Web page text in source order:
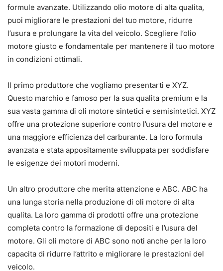
formule avanzate. Utilizzando olio motore di alta qualita,
puoi migliorare le prestazioni del tuo motore, ridurre
l’usura e prolungare la vita del veicolo. Scegliere l’olio
motore giusto e fondamentale per mantenere il tuo motore
in condizioni ottimali.
Il primo produttore che vogliamo presentarti e XYZ.
Questo marchio e famoso per la sua qualita premium e la
sua vasta gamma di oli motore sintetici e semisintetici. XYZ
offre una protezione superiore contro l’usura del motore e
una maggiore efficienza del carburante. La loro formula
avanzata e stata appositamente sviluppata per soddisfare
le esigenze dei motori moderni.
Un altro produttore che merita attenzione e ABC. ABC ha
una lunga storia nella produzione di oli motore di alta
qualita. La loro gamma di prodotti offre una protezione
completa contro la formazione di depositi e l’usura del
motore. Gli oli motore di ABC sono noti anche per la loro
capacita di ridurre l’attrito e migliorare le prestazioni del
veicolo.